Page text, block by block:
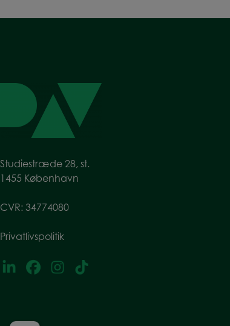
Studiestræde 28, st.
1455 København
CVR: 34774080
Privatlivspolitik